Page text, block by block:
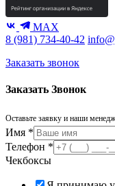
MAX
8 (981) 734-40-42
Заказать звонок
Заказать Звонок
Оставьте заявку и наши
Имя *
Телефон *
Чекбоксы